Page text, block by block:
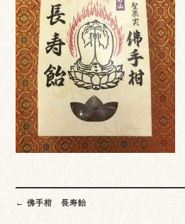
Post
navigation
← 佛手柑 長寿飴